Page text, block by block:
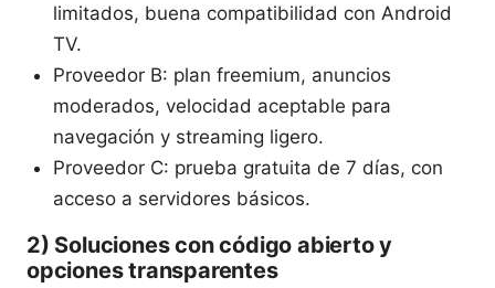
limitados, buena compatibilidad con Android
TV.
Proveedor B: plan freemium, anuncios
moderados, velocidad aceptable para
navegación y streaming ligero.
Proveedor C: prueba gratuita de 7 días, con
acceso a servidores básicos.
2) Soluciones con código abierto y
opciones transparentes